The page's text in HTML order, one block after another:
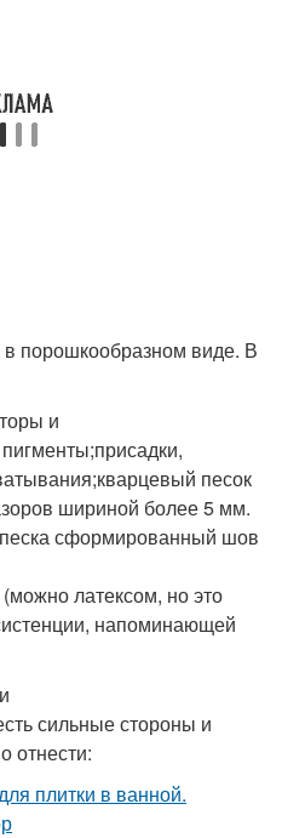
Затирки на скользящих
Затирки для ванной
порошкообразном виде. В
и
песок
шириной более 5 мм.
песка сформированный шов
латексом, но это
напоминающей
сильные стороны и
отнести: